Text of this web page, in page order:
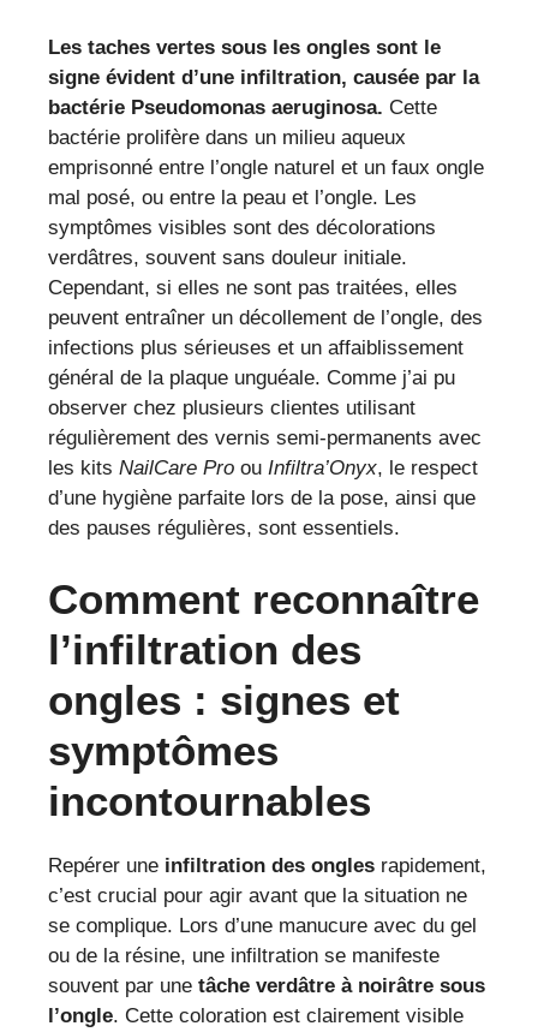
Les taches vertes sous les ongles sont le
signe évident d’une infiltration, causée par la
bactérie Pseudomonas aeruginosa. Cette
bactérie prolifère dans un milieu aqueux
emprisonné entre l’ongle naturel et un faux ongle
mal posé, ou entre la peau et l’ongle. Les
symptômes visibles sont des décolorations
verdâtres, souvent sans douleur initiale.
Cependant, si elles ne sont pas traitées, elles
peuvent entraîner un décollement de l’ongle, des
infections plus sérieuses et un affaiblissement
général de la plaque unguéale. Comme j’ai pu
observer chez plusieurs clientes utilisant
régulièrement des vernis semi-permanents avec
les kits NailCare Pro ou Infiltra’Onyx, le respect
d’une hygiène parfaite lors de la pose, ainsi que
des pauses régulières, sont essentiels.
Comment reconnaître
l’infiltration des
ongles : signes et
symptômes
incontournables
Repérer une infiltration des ongles rapidement,
c’est crucial pour agir avant que la situation ne
se complique. Lors d’une manucure avec du gel
ou de la résine, une infiltration se manifeste
souvent par une tâche verdâtre à noirâtre sous
l’ongle. Cette coloration est clairement visible